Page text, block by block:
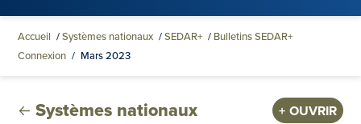
Accueil /Systèmes nationaux /SEDAR+ / Bulletins SEDAR+
Connexion / Mars 2023
Systèmes nationaux OUVRIR